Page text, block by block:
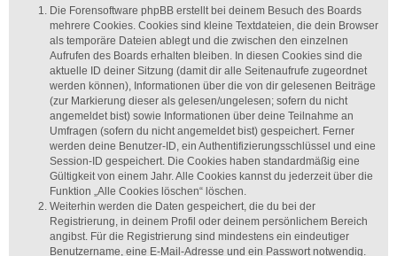
Die Forensoftware phpBB erstellt bei deinem Besuch des Boards
mehrere Cookies. Cookies sind kleine Textdateien, die dein Browser
als temporäre Dateien ablegt und die zwischen den einzelnen
Aufrufen des Boards erhalten bleiben. In diesen Cookies sind die
aktuelle ID deiner Sitzung (damit dir alle Seitenaufrufe zugeordnet
werden können), Informationen über die von dir gelesenen Beiträge
(zur Markierung dieser als gelesen/ungelesen; sofern du nicht
angemeldet bist) sowie Informationen über deine Teilnahme an
Umfragen (sofern du nicht angemeldet bist) gespeichert. Ferner
werden deine Benutzer-ID, ein Authentifizierungsschlüssel und eine
Session-ID gespeichert. Die Cookies haben standardmäßig eine
Gültigkeit von einem Jahr. Alle Cookies kannst du jederzeit über die
Funktion „Alle Cookies löschen“ löschen.
Weiterhin werden die Daten gespeichert, die du bei der
Registrierung, in deinem Profil oder deinem persönlichem Bereich
angibst. Für die Registrierung sind mindestens ein eindeutiger
Benutzername, eine E-Mail-Adresse und ein Passwort notwendig.